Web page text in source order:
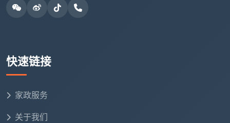
台面与周边的基础复原：使用环保重油清洁剂细致处
但绝不包括把油烟机拆开。
龙头外侧的水垢。
柜体外表去渍：擦拭橱柜的立面门板及显眼的边角。
快速链接
家政服务
关于我们